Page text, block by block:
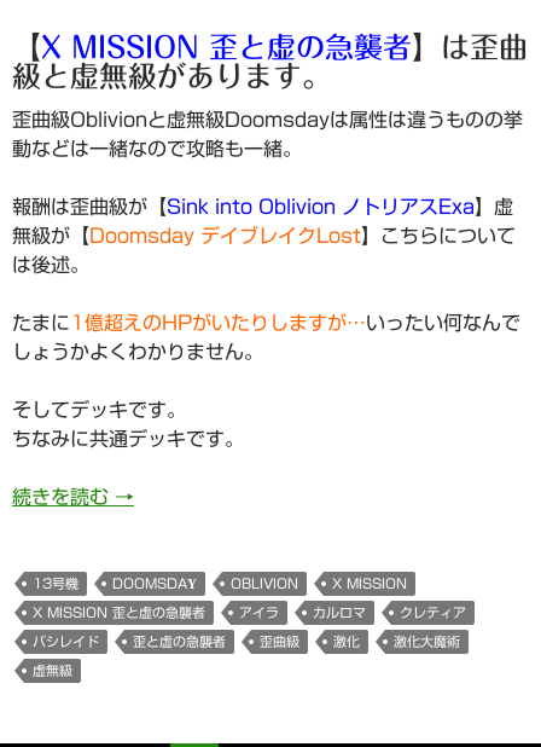
【X MISSION 歪と虚の急襲者】は歪曲
級と虚無級があります。
歪曲級Oblivionと虚無級Doomsdayは属性は違うものの挙
動などは一緒なので攻略も一緒。
報酬は歪曲級が【Sink into Oblivion ノトリアスExa】虚
無級が【 Doomsday デイブレイクLost】こちらについて
は後述。
たまに 1億超えのHPがいたりしますが…いったい何なんで
しょうかよくわかりません。
そしてデッキです。
ちなみに共通デッキです。
続きを読む 820日目 X MISSION 歪と虚の急襲者攻略
→
13号機 DOOMSDAY OBLIVION X MISSION
X MISSION 歪と虚の急襲者 アイラ カルロマ クレティア
バシレイド 歪と虚の急襲者 歪曲級 激化 激化大魔術
虚無級